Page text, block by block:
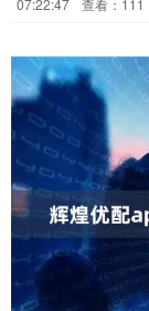
07:22:47
查看：111